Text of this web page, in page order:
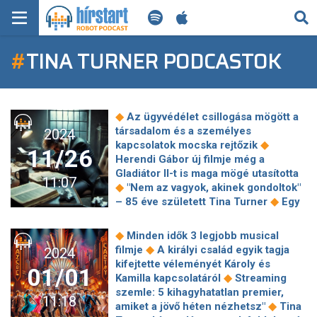
KERESÉS
KEZDŐLAP
FRISS HÍREK
TECH HÍREK
FILM-ZENE-SZÓRAKOZÁS
PLAYLIST
MI AZ A ROBOT PODCAST?
#TINA TURNER PODCASTOK
2024
11/26
11:07
◆ Az ügyvédélet csillogása mögött a
társadalom és a személyes
kapcsolatok mocska rejtőzik ◆
Herendi Gábor új filmje még a
Gladiátor II-t is maga mögé utasította
◆ "Nem az vagyok, akinek gondoltok"
– 85 éve született Tina Turner ◆ Egy
nem sérti, ahogy családtagjai bánnak
vele ◆November 26-án történt ◆ A
forgatásról szóló horrorsztorik
ellenére az Amazon leadja MrBeast
Squid Game-re hajazó műsorát ◆
Megnéztük az Azahriah-filmet: maga
2024
01/01
11:18
◆ Minden idők 3 legjobb musical
filmje ◆ A királyi család egyik tagja
kifejtette véleményét Károly és
Kamilla kapcsolatáról ◆ Streaming
szemle: 5 kihagyhatatlan premier,
amiket a jövő héten nézhetsz" ◆ Tina